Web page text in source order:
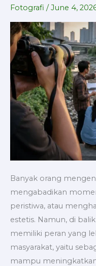
Fotografi /June 4,
Banyak orang
mengabadikan
peristiwa, atau
estetis. Namun, di
memiliki peran yang
masyarakat, yaitu
mampu
Tetapi
Sarana
Edukasi
Sosial